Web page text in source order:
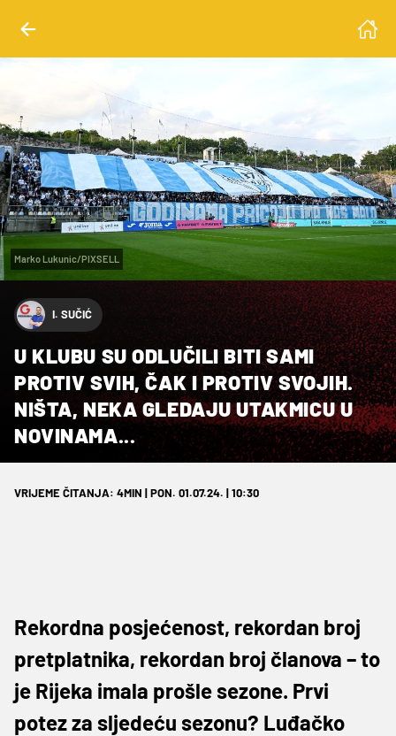
Marko Lukunic/PIXSELL
I. SUČIĆ
U KLUBU SU ODLUČILI BITI SAMI
PROTIV SVIH, ČAK I PROTIV SVOJIH.
NIŠTA, NEKA GLEDAJU UTAKMICU U
NOVINAMA...
VRIJEME ČITANJA: 4MIN | PON. 01.07.24. | 10:30
Rekordna posjećenost, rekordan broj
pretplatnika, rekordan broj članova – to
je Rijeka imala prošle sezone. Prvi
potez za sljedeću sezonu? Luđačko